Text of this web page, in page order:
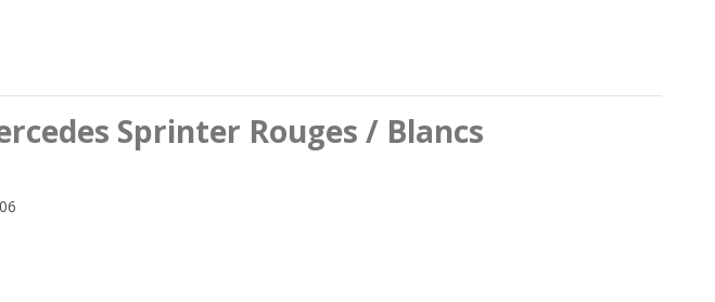
Sprinter Rouges / Blancs